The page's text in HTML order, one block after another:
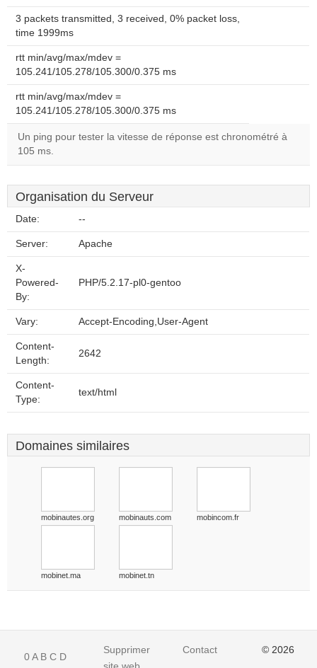
3 packets transmitted, 3 received, 0% packet loss,
time 1999ms
rtt min/avg/max/mdev =
105.241/105.278/105.300/0.375 ms
rtt min/avg/max/mdev =
105.241/105.278/105.300/0.375 ms
Un ping pour tester la vitesse de réponse est chronométré à
105 ms.
Organisation du Serveur
Date: --
Server: Apache
X-
Powered-
By:
PHP/5.2.17-pl0-gentoo
Vary: Accept-Encoding,User-Agent
Content-
Length:
2642
Content-
Type:
text/html
Domaines similaires
mobinautes.org mobinauts.com mobincom.fr
mobinet.ma mobinet.tn
0A B C D
Supprimer
Contact © 2026